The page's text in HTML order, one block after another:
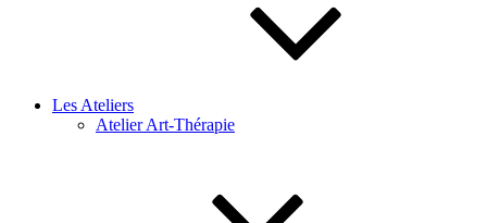
Les Ateliers
Atelier Art-Thérapie